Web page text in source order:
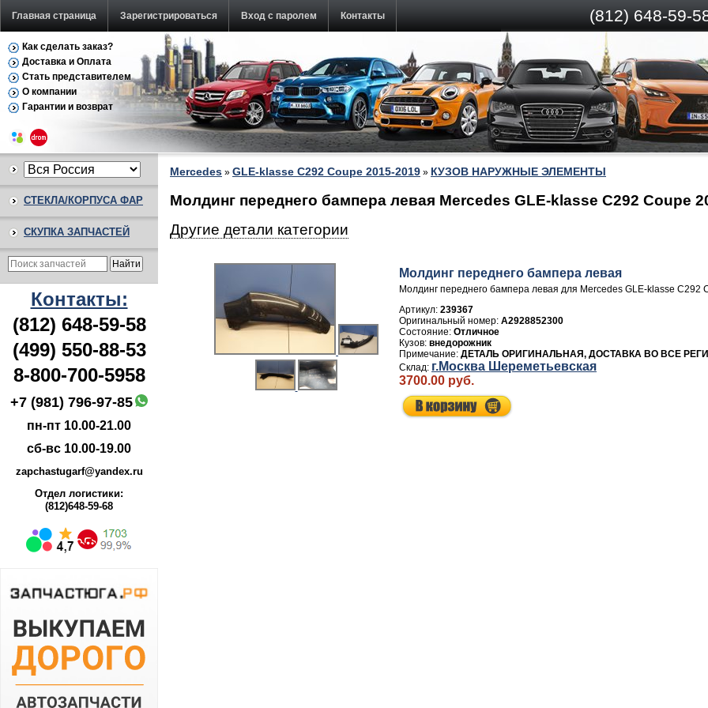
Главная страница Зарегистрироваться Вход с паролем Контакты (812) 648-59-
Как сделать заказ?
Доставка и Оплата
Стать представителем
О компании
Гарантии и возврат
СТЕКЛА/КОРПУСА ФАР
СКУПКА ЗАПЧАСТЕЙ
Контакты:
(812) 648-59-58
(499) 550-88-53
8-800-700-5958
+7 (981) 796-97-85
пн-пт 10.00-21.00
сб-вс 10.00-19.00
zapchastugarf@yandex.ru
Отдел логистики:
(812)648-59-68
Mercedes » GLE-klasse C292 Coupe 2015-2019 » КУЗОВ НАРУЖНЫЕ ЭЛЕМЕНТЫ
Молдинг переднего бампера левая Mercedes GLE-klasse C292 Coupe
Другие детали категории
Молдинг переднего бампера левая
Молдинг переднего бампера левая для Mercedes GLE-klasse C292
Артикул: 239367
A2928852300
Отличное
внедорожник
ДЕТАЛЬ ОРИГИНАЛЬНАЯ, ДОСТАВКА ВО ВСЕ
г.Москва Шереметьевская
3700.00 руб.